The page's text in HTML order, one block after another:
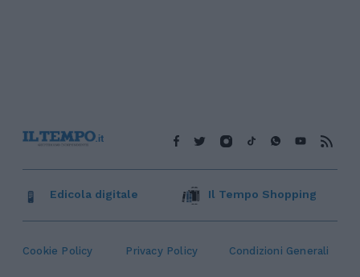
Cookie Policy Privacy Policy Condizioni Generali
Edicola digitale Il Tempo Shopping